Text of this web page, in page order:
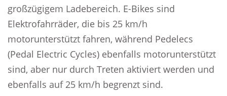
großzügigem Ladebereich. E-Bikes sind
Elektrofahrräder, die bis 25 km/h
motorunterstützt fahren, während Pedelecs
(Pedal Electric Cycles) ebenfalls motorunterstützt
sind, aber nur durch Treten aktiviert werden und
ebenfalls auf 25 km/h begrenzt sind.